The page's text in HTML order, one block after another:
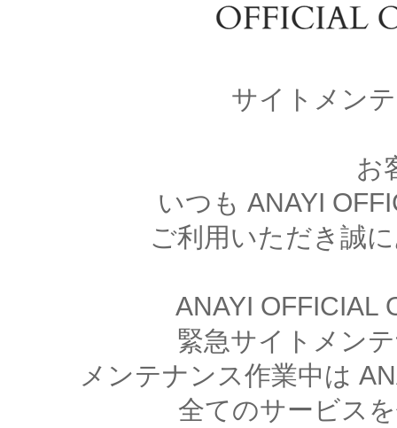
サイトメン
お
いつも ANAYI
ご利用いただき誠
ANAYI OFFICIAL
緊急サイトメン
メンテナンス作業中は
全てのサービス